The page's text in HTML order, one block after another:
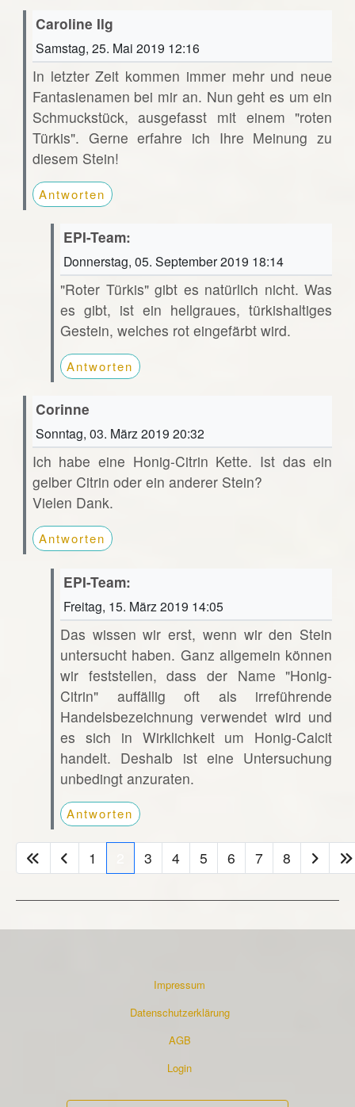
Caroline Ilg
Samstag, 25. Mai 2019 12:16
In letzter Zeit kommen immer mehr und neue
Fantasienamen bei mir an. Nun geht es um ein
Schmuckstück, ausgefasst mit einem "roten
Türkis". Gerne erfahre ich Ihre Meinung zu
diesem Stein!
Antworten
EPI-Team:
Donnerstag, 05. September 2019 18:14
"Roter Türkis" gibt es natürlich nicht. Was
es gibt, ist ein hellgraues, türkishaltiges
Gestein, welches rot eingefärbt wird.
Antworten
Corinne
Sonntag, 03. März 2019 20:32
Ich habe eine Honig-Citrin Kette. Ist das ein
gelber Citrin oder ein anderer Stein?
Vielen Dank.
Antworten
EPI-Team:
Freitag, 15. März 2019 14:05
Das wissen wir erst, wenn wir den Stein
untersucht haben. Ganz allgemein können
wir feststellen, dass der Name "Honig-
Citrin" auffällig oft als irreführende
Handelsbezeichnung verwendet wird und
es sich in Wirklichkeit um Honig-Calcit
handelt. Deshalb ist eine Untersuchung
unbedingt anzuraten.
Antworten
1 3 4 5 6 7 8
Impressum
Datenschutzerklärung
AGB
Login